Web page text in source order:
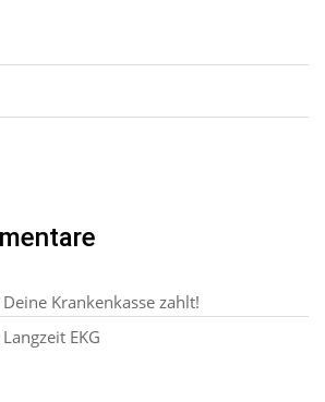
Krankenkasse zahlt!
Langzeit EKG